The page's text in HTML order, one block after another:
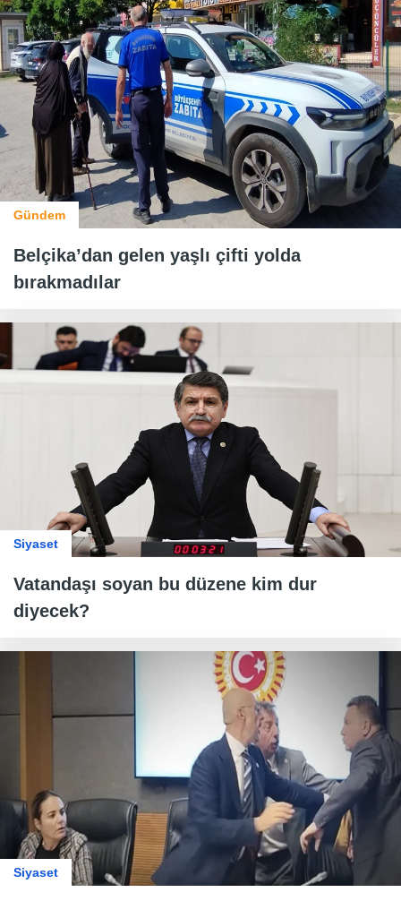
Gündem
Belçika’dan gelen yaşlı çifti yolda
bırakmadılar
Siyaset
Vatandaşı soyan bu düzene kim dur
diyecek?
Siyaset